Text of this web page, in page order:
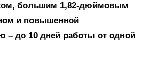
большим 1,82-дюймовым
и повышенной
– до 10 дней работы от одной